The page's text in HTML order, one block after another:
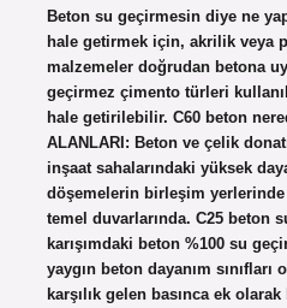
Beton su geçirmesin diye ne
hale getirmek için, akrilik veya
malzemeler doğrudan betona
geçirmez çimento türleri
hale getirilebilir. C60 beton
ALANLARI: Beton ve çelik
inşaat sahalarındaki yüksek
döşemelerin birleşim
temel duvarlarında. C25 beton
karışımdaki beton %100 su
yaygın beton dayanım sınıfları
karşılık gelen basınca ek